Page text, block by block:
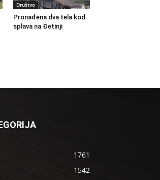
Društvo
Pronađena dva tela kod
splava na Đetinji
1761
1542